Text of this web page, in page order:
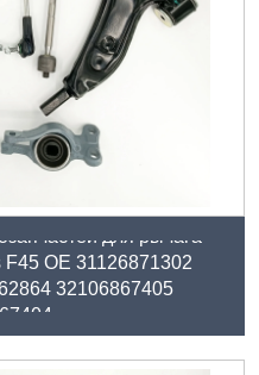
для рычага
F45 ОЕ 31126871302
32106867405